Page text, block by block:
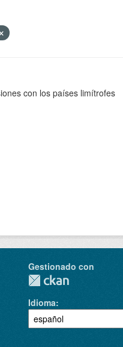
con los países limítrofes
Gestionado con
Idioma